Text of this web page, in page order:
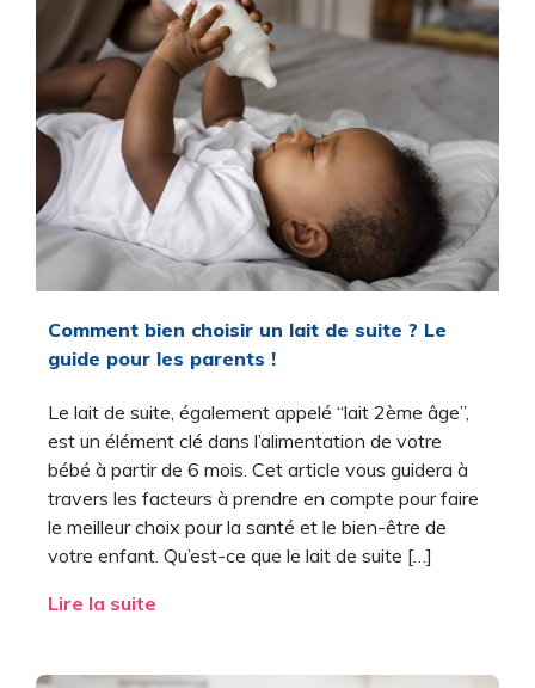
Comment bien choisir un lait de suite ? Le
guide pour les parents !
Le lait de suite, également appelé “lait 2ème âge”,
est un élément clé dans l’alimentation de votre
bébé à partir de 6 mois. Cet article vous guidera à
travers les facteurs à prendre en compte pour faire
le meilleur choix pour la santé et le bien-être de
votre enfant. Qu’est-ce que le lait de suite […]
Lire la suite